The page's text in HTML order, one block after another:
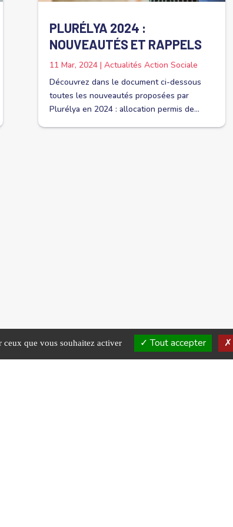
PLURÉLYA 2024 :
NOUVEAUTÉS ET RAPPELS
11 Mar, 2024| Actualités Action Sociale
Découvrez dans le document ci-dessous
toutes les nouveautés proposées par
Plurélya en 2024 : allocation permis de...
que vous souhaitez activer Tout accepter